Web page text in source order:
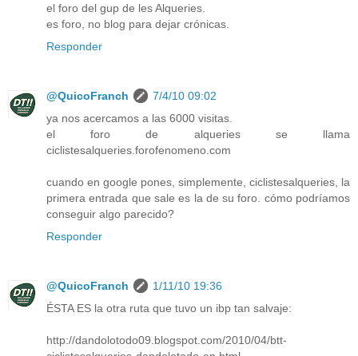
el foro del gup de les Alqueries.
es foro, no blog para dejar crónicas.
Responder
@QuicoFranch
7/4/10 09:02
ya nos acercamos a las 6000 visitas.
el foro de alqueries se llama
ciclistesalqueries.forofenomeno.com
cuando en google pones, simplemente, ciclistesalqueries, la
primera entrada que sale es la de su foro. cómo podríamos
conseguir algo parecido?
Responder
@QuicoFranch
1/11/10 19:36
ÉSTA ES la otra ruta que tuvo un ibp tan salvaje:
http://dandolotodo09.blogspot.com/2010/04/btt-